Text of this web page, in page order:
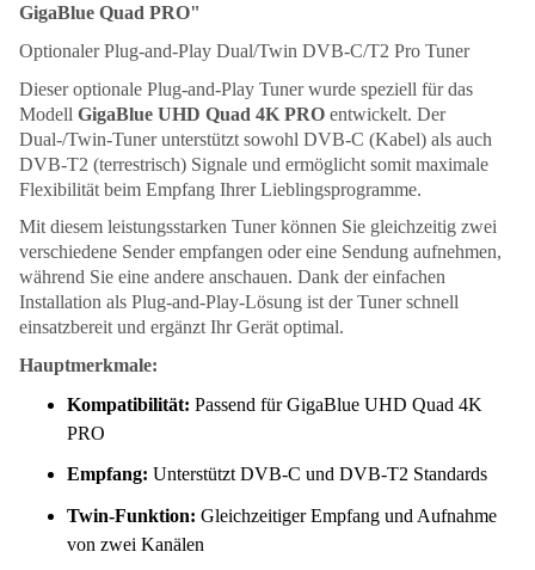
GigaBlue Quad PRO"
Optionaler Plug-and-Play Dual/Twin DVB-C/T2 Pro Tuner
Dieser optionale Plug-and-Play Tuner wurde speziell für das
Modell GigaBlue UHD Quad 4K PRO entwickelt. Der
Dual-/Twin-Tuner unterstützt sowohl DVB-C (Kabel) als auch
DVB-T2 (terrestrisch) Signale und ermöglicht somit maximale
Flexibilität beim Empfang Ihrer Lieblingsprogramme.
Mit diesem leistungsstarken Tuner können Sie gleichzeitig zwei
verschiedene Sender empfangen oder eine Sendung aufnehmen,
während Sie eine andere anschauen. Dank der einfachen
Installation als Plug-and-Play-Lösung ist der Tuner schnell
einsatzbereit und ergänzt Ihr Gerät optimal.
Hauptmerkmale:
Kompatibilität: Passend für GigaBlue UHD Quad 4K
PRO
Empfang: Unterstützt DVB-C und DVB-T2 Standards
Twin-Funktion: Gleichzeitiger Empfang und Aufnahme
von zwei Kanälen